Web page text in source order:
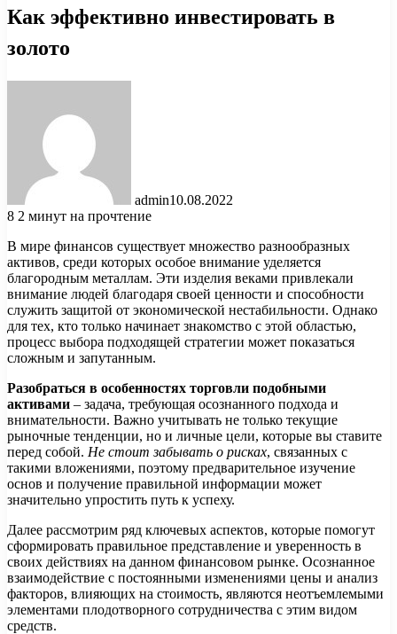
Как эффективно инвестировать в
золото
admin10.08.2022
8 2 минут на прочтение
В мире финансов существует множество разнообразных
активов, среди которых особое внимание уделяется
благородным металлам. Эти изделия веками привлекали
внимание людей благодаря своей ценности и способности
служить защитой от экономической нестабильности. Однако
для тех, кто только начинает знакомство с этой областью,
процесс выбора подходящей стратегии может показаться
сложным и запутанным.
Разобраться в особенностях торговли подобными
активами – задача, требующая осознанного подхода и
внимательности. Важно учитывать не только текущие
рыночные тенденции, но и личные цели, которые вы ставите
перед собой. Не стоит забывать о рисках, связанных с
такими вложениями, поэтому предварительное изучение
основ и получение правильной информации может
значительно упростить путь к успеху.
Далее рассмотрим ряд ключевых аспектов, которые помогут
сформировать правильное представление и уверенность в
своих действиях на данном финансовом рынке. Осознанное
взаимодействие с постоянными изменениями цены и анализ
факторов, влияющих на стоимость, являются неотъемлемыми
элементами плодотворного сотрудничества с этим видом
средств.